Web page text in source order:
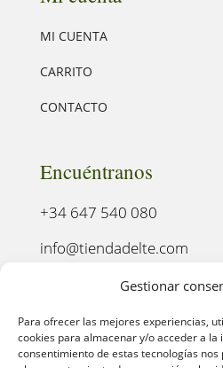
Gestionar
Para ofrecer las mejores experiencias,
cookies para almacenar y/o acceder a la
consentimiento de estas tecnologías
MI CUENTA
CARRITO
CONTACTO
Encuéntranos
+34 647 540 080
info@tiendadelte.com
Punto oficial de recogida:
C. Pozo, 13, 24003. León